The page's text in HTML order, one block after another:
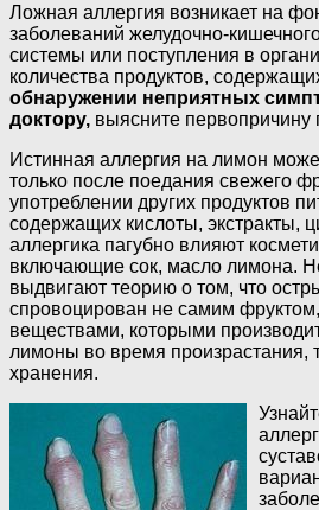
Ложная аллергия возникает на
заболеваний желудочно-
системы или поступления в
количества продуктов,
обнаружении неприятных
доктору, выясните первопричину
Истинная аллергия на лимон
только после поедания свежего
употреблении других продуктов
содержащих кислоты, экстракты,
аллергика пагубно влияют
включающие сок, масло лимона.
выдвигают теорию о том, что
спровоцирован не самим
веществами, которыми
лимоны во время произрастания,
хранения.